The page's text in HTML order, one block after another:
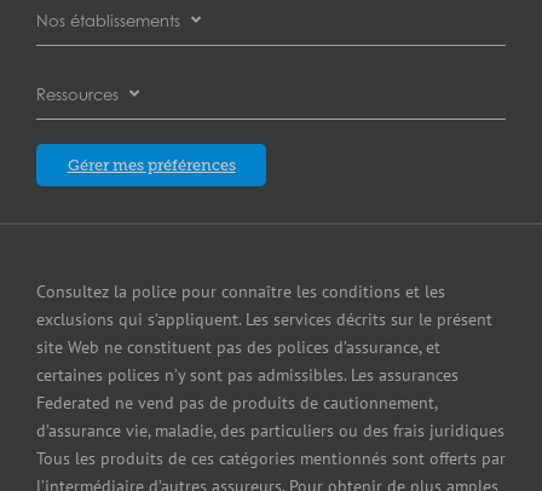
Assurance des biens des entreprises
Assurance des cyberrisques
Assurance responsabilité en cas de pollution
Carrières
À propos des Assurances Federated
Qui sommes-nous?
Communiquer avec nous
Insurers
Centre de presse
Assurance pour plombiers
Assurance pour concessionnaires d’équipement
Assurance pour épiceries
Assurance pour fabricants
Assurance pour grossistes et détaillants
Assurance pour marchands de combustibles
Nos établissements
Calgary
Québec City
Ressources
Blogue
Gérer mes préférences
Consultez la police pour connaître les conditions et les
exclusions qui s’appliquent. Les services décrits sur le présent
site Web ne constituent pas des polices d’assurance, et
certaines polices n’y sont pas admissibles. Les assurances
Federated ne vend pas de produits de cautionnement,
d’assurance vie, maladie, des particuliers ou des frais juridiques
Tous les produits de ces catégories mentionnés sont offerts par
l’intermédiaire d’autres assureurs. Pour obtenir de plus amples